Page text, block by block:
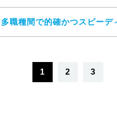
多職種間で的確かつスピーデ
1 2 3